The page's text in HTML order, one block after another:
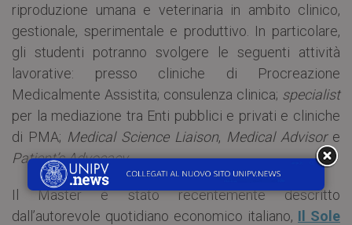
riproduzione umana e veterinaria in ambito clinico,
gestionale, sperimentale e produttivo. In particolare,
gli studenti potranno svolgere le seguenti attività
lavorative: presso cliniche di Procreazione
Medicalmente Assistita; consulenza clinica; specialist
per la mediazione tra Enti pubblici e privati e cliniche
di PMA; Medical Science Liaison, Medical Advisore
Patient’s Advocacy.
Il Master è stato recentemente descritto
dall’autorevole quotidiano economico italiano, Il Sole